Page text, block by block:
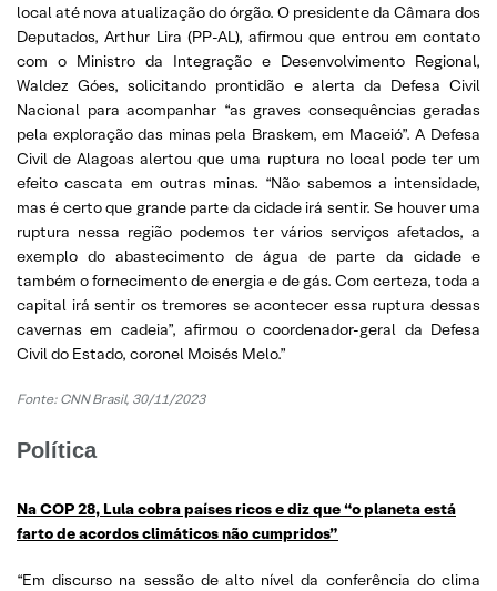
local até nova atualização do órgão. O presidente da Câmara dos
Deputados, Arthur Lira (PP-AL), afirmou que entrou em contato
com o Ministro da Integração e Desenvolvimento Regional,
Waldez Góes, solicitando prontidão e alerta da Defesa Civil
Nacional para acompanhar “as graves consequências geradas
pela exploração das minas pela Braskem, em Maceió”. A Defesa
Civil de Alagoas alertou que uma ruptura no local pode ter um
efeito cascata em outras minas. “Não sabemos a intensidade,
mas é certo que grande parte da cidade irá sentir. Se houver uma
ruptura nessa região podemos ter vários serviços afetados, a
exemplo do abastecimento de água de parte da cidade e
também o fornecimento de energia e de gás. Com certeza, toda a
capital irá sentir os tremores se acontecer essa ruptura dessas
cavernas em cadeia”, afirmou o coordenador-geral da Defesa
Civil do Estado, coronel Moisés Melo.”
Fonte: CNN Brasil, 30/11/2023
Política
Na COP 28, Lula cobra países ricos e diz que “o planeta está
farto de acordos climáticos não cumpridos”
“Em discurso na sessão de alto nível da conferência do clima